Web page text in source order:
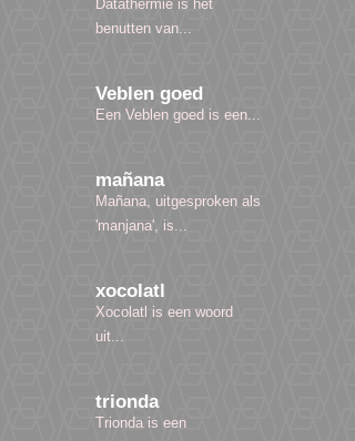
Datathermie is het
benutten van...
Veblen goed
Een Veblen goed is een...
mañana
Mañana, uitgesproken als
'manjana', is...
xocolatl
Xocolatl is een woord
uit...
trionda
Trionda is een